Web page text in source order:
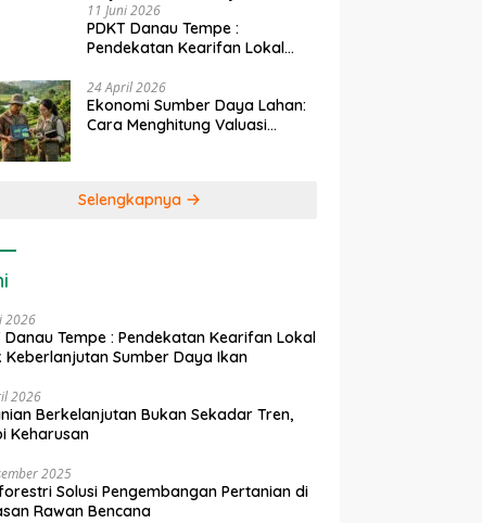
11 Juni 2026
PDKT Danau Tempe :
Pendekatan Kearifan Lokal
Daya Ikan
24 April 2026
Ekonomi Sumber Daya Lahan:
Cara Menghitung Valuasi
Selengkapnya
2026
Danau Tempe : Pendekatan Kearifan Lokal
Keberlanjutan Sumber Daya Ikan
2026
Berkelanjutan Bukan Sekadar Tren,
Keharusan
2025
Solusi Pengembangan Pertanian di
Rawan Bencana